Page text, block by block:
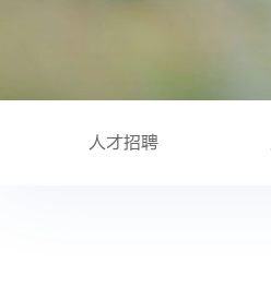
人才招聘